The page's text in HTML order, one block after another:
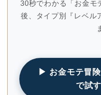
30秒でわかる「お金モ
後、タイプ別『レベル
▶ お金モテ冒
で試